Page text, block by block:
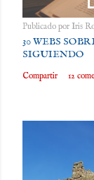
Publicado por Iris
30 WEBS
SIGUIENDO
Compartir 12